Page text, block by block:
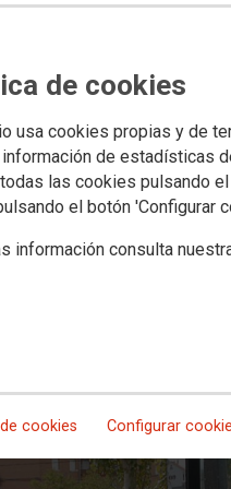
de cookies
usa cookies propias y de
de estadísticas
las cookies pulsando
el botón 'Configurar
información consulta
cookies Configurar
una huelga
vence el plazo de seis
que se pongan de
el incumplimiento del